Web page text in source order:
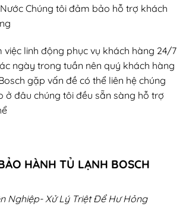
Chúng tôi đảm bảo hỗ trợ khách
việc linh động phục vụ khách hàng 24/7
ngày trong tuần nên quý khách hàng
gặp vấn đề có thể liên hệ chúng
ở đâu chúng tôi đều sẵn sàng hỗ trợ
HÀNH TỦ LẠNH BOSCH
Nghiệp- Xử Lý Triệt Để Hư Hỏng